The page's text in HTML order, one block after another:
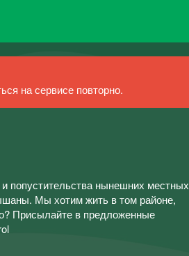
на сервисе повторно.
попустительства нынешних местных
Мы хотим жить в том районе,
Присылайте в предложенные